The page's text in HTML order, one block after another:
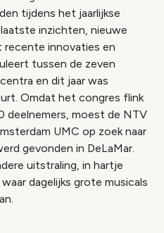
tijdens het jaarlijkse
inzichten, nieuwe
recente innovaties en
tussen de zeven
en dit jaar was
Omdat het congres flink
deelnemers, moest de NTV
UMC op zoek naar
gevonden in DeLaMar.
uitstraling, in hartje
dagelijks grote musicals